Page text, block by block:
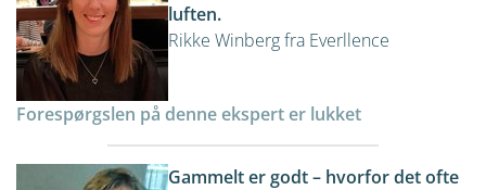
luften.
Rikke Winberg fra Everllence
Forespørgslen på denne ekspert er lukket
Gammelt er godt – hvorfor det ofte